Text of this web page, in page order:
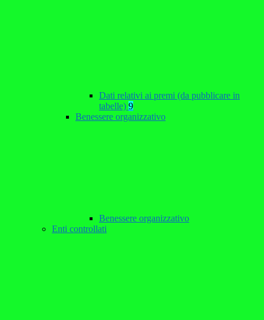
Dati relativi ai premi (da pubblicare in
tabelle) 9
Benessere organizzativo
Benessere organizzativo
Enti controllati